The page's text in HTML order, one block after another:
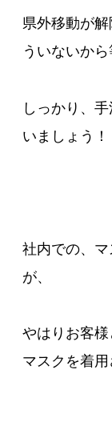
県外移動が
ういないか
しっかり、
いましょう！
社内での、
が、
やはりお客
マスクを着用